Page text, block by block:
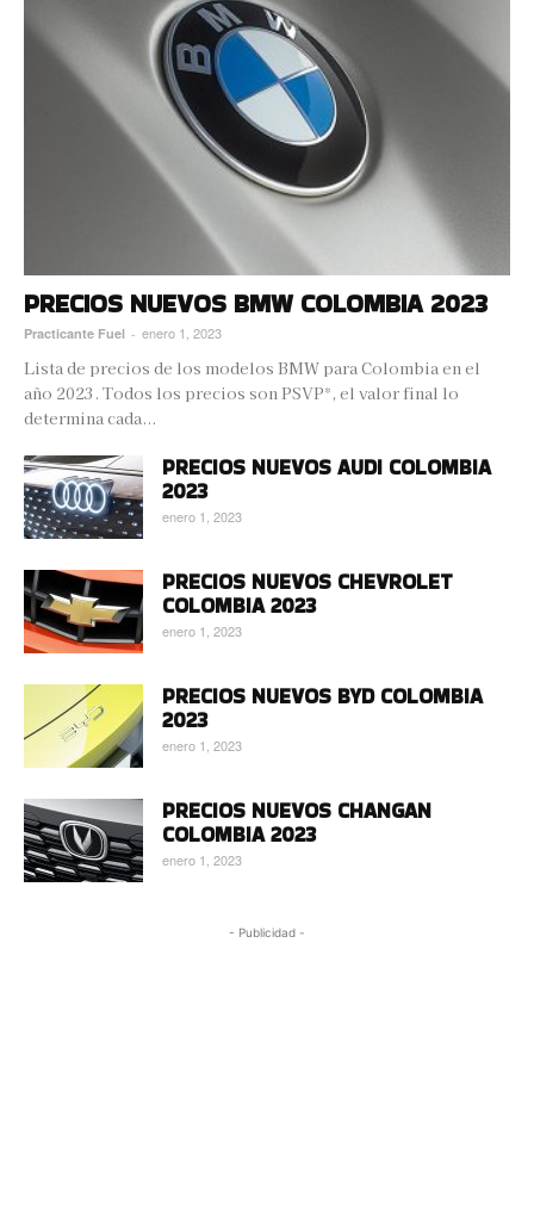
PRECIOS NUEVOS BMW COLOMBIA 2023
Practicante Fuel - enero 1, 2023
Lista de precios de los modelos BMW para Colombia en el
año 2023. Todos los precios son PSVP*, el valor final lo
determina cada...
PRECIOS NUEVOS AUDI COLOMBIA
2023
enero 1, 2023
PRECIOS NUEVOS CHEVROLET
COLOMBIA 2023
enero 1, 2023
PRECIOS NUEVOS BYD COLOMBIA
2023
enero 1, 2023
PRECIOS NUEVOS CHANGAN
COLOMBIA 2023
enero 1, 2023
- Publicidad -